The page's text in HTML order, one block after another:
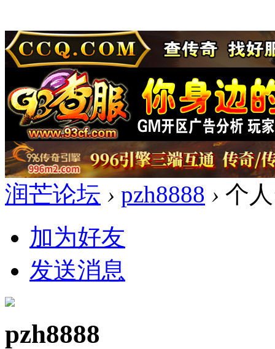
润芒论坛 › pzh8888 › 个
加为好友
发送消息
pzh8888